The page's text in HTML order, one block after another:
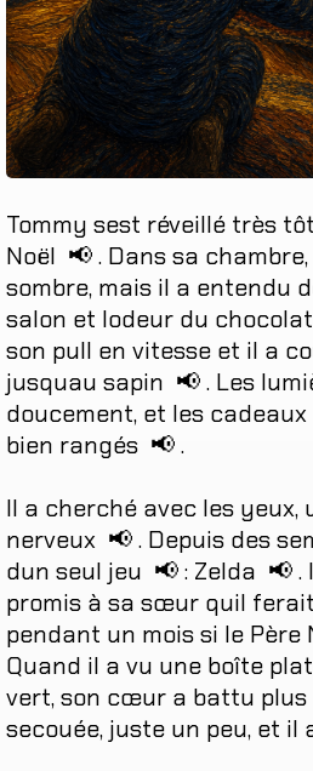
Tommy sest réveillé très tôt
Noël 📢. Danssa chambre,
sombre, mais il a entendu
salon et lodeur du chocolat
son pull en vitesse et il a
jusquau sapin 📢. Les
doucement, et les cadeaux
bien rangés 📢.
Il a cherché avec les yeux,
nerveux 📢. Depuis des
dun seul jeu 📢: Zelda 📢.
promis à sa sœur quil ferait
pendant un moissi le Père
Quand il a vu une boîte
vert,son cœur a battu plus
secouée, juste un peu, et il